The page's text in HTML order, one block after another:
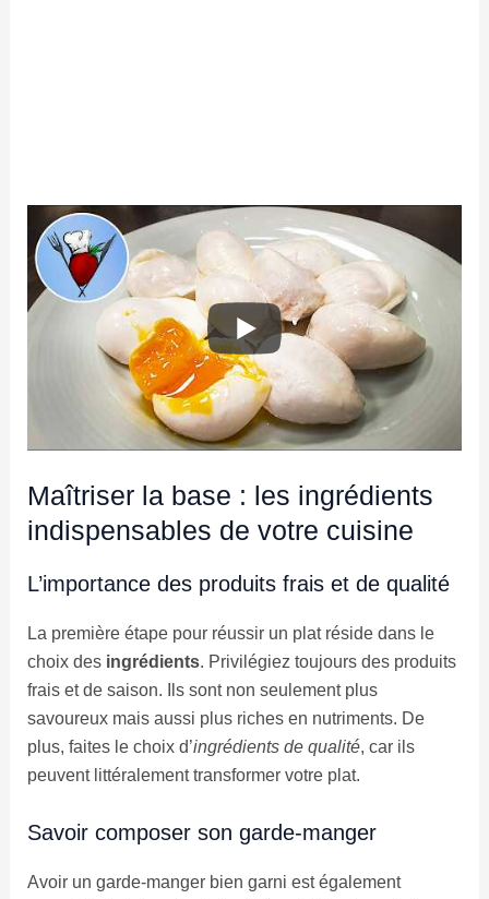
Maîtriser la base : les ingrédients
indispensables de votre cuisine
L’importance des produits frais et de qualité
La première étape pour réussir un plat réside dans le
choix des ingrédients. Privilégiez toujours des produits
frais et de saison. Ils sont non seulement plus
savoureux mais aussi plus riches en nutriments. De
plus, faites le choix d’ingrédients de qualité, car ils
peuvent littéralement transformer votre plat.
Savoir composer son garde-manger
Avoir un garde-manger bien garni est également